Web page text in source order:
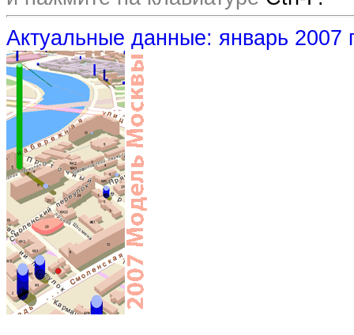
Актуальные данные: январь 2007